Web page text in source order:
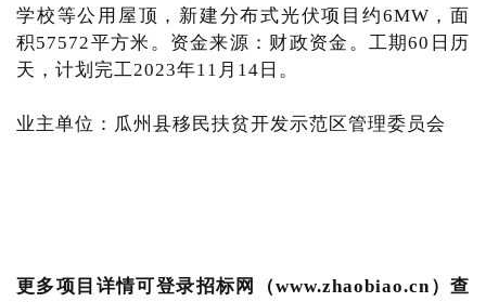
学校等公用屋顶，新建分布式光伏项目约6MW，面
积57572平方米。资金来源：财政资金。工期60日历
天，计划完工2023年11月14日。
业主单位：瓜州县移民扶贫开发示范区管理委员会
更多项目详情可登录招标网（www.zhaobiao.cn）查